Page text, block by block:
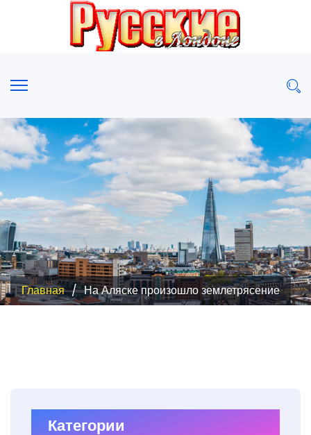
Главная На Аляске произошло землетрясение
Категории